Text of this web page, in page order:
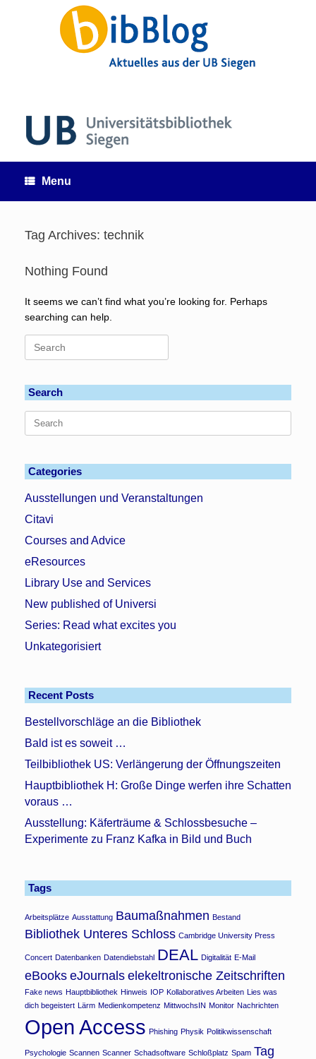
Menu
Tag Archives: technik
Nothing Found
It seems we can’t find what you’re looking for. Perhaps
searching can help.
Search
for:
Search
Search
Categories
Ausstellungen und Veranstaltungen
Citavi
Courses and Advice
eResources
Library Use and Services
New published of Universi
Series: Read what excites you
Unkategorisiert
Recent Posts
Bestellvorschläge an die Bibliothek
Bald ist es soweit …
Teilbibliothek US: Verlängerung der Öffnungszeiten
Hauptbibliothek H: Große Dinge werfen ihre Schatten
voraus …
Ausstellung: Käferträume & Schlossbesuche –
Experimente zu Franz Kafka in Bild und Buch
Tags
Arbeitsplätze Ausstattung Baumaßnahmen Bestand
Bibliothek Unteres Schloss Cambridge University Press
Concert Datenbanken Datendiebstahl DEAL Digitalität E-Mail
eBooks eJournals elekeltronische Zeitschriften
Fake news Hauptbibliothek Hinweis IOP Kollaboratives Arbeiten Lies was
dich begeistert Lärm Medienkompetenz MittwochsIN Monitor Nachrichten
Open Access Phishing Physik Politikwissenschaft
Psychologie Scannen Scanner Schadsoftware Schloßplatz Spam Tag